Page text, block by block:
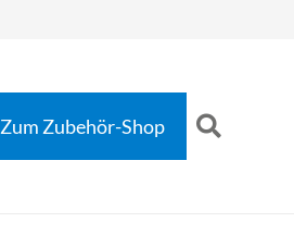
Zum Zubehör-Shop